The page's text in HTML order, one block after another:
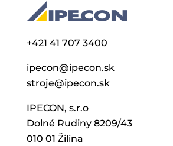
+421 41 707 3400
ipecon@ipecon.sk
stroje@ipecon.sk
IPECON, s.r.o
Dolné Rudiny 8209/43
010 01 Žilina